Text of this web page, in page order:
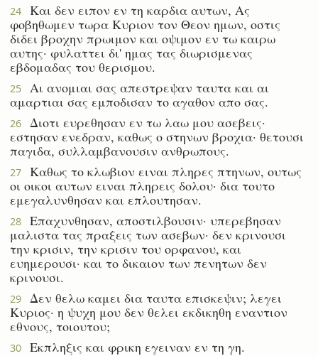
24
Και δεν ειπον εν τη καρδια αυτων, Ας
φοβηθωμεν τωρα Κυριον τον Θεον ημων, οστις
διδει βροχην πρωιμον και οψιμον εν τω καιρω
αυτης· φυλαττει δι' ημας τας διωρισμενας
εβδομαδας του θερισμου.
25
Αι ανομιαι σας απεστρεψαν ταυτα και αι
αμαρτιαι σας εμποδισαν το αγαθον απο σας.
26
Διοτι ευρεθησαν εν τω λαω μου ασεβεις·
εστησαν ενεδραν, καθως ο στηνων βροχια· θετουσι
παγιδα, συλλαμβανουσιν ανθρωπους.
27
Καθως το κλωβιον ειναι πληρες πτηνων, ουτως
οι οικοι αυτων ειναι πληρεις δολου· δια τουτο
εμεγαλυνθησαν και επλουτησαν.
28
Επαχυνθησαν, αποστιλβουσιν· υπερεβησαν
μαλιστα τας πραξεις των ασεβων· δεν κρινουσι
την κρισιν, την κρισιν του ορφανου, και
ευημερουσι· και το δικαιον των πενητων δεν
κρινουσι.
29
Δεν θελω καμει δια ταυτα επισκεψιν; λεγει
Κυριος· η ψυχη μου δεν θελει εκδικηθη εναντιον
εθνους, τοιουτου;
30 Εκπληξις και φρικη εγειναν εν τη γη.